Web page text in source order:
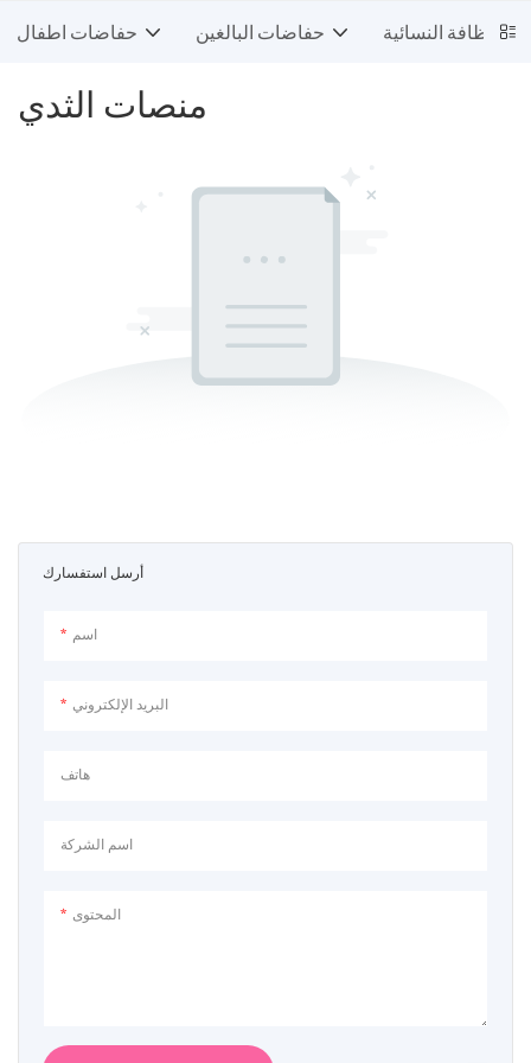
حفاضات اطفال حفاضات البالغين النظافة النسائية
منصات الثدي
أرسل استفسارك
اسم
البريد الإلكتروني
هاتف
اسم الشركة
المحتوى